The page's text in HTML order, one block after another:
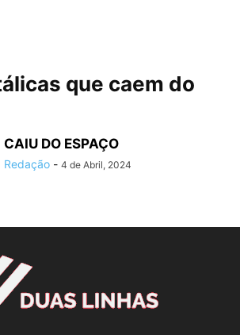
que caem do
CAIU DO ESPAÇO
Redação - 4 de Abril, 2024